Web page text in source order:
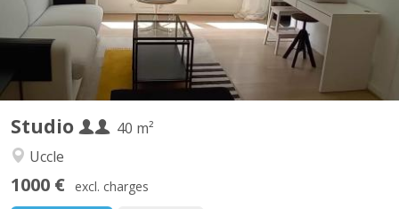
Studio
40 m²
Uccle
1000 € excl. charges